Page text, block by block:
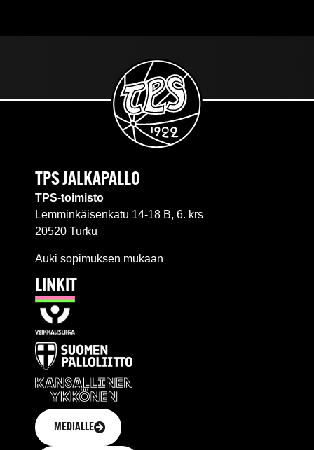
TPS JALKAPALLO
TPS-toimisto
Lemminkäisenkatu 14-18 B, 6. krs
20520 Turku
Auki sopimuksen mukaan
LINKIT
MEDIALLE